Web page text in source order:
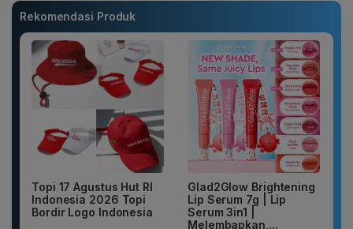
Rekomendasi Produk
Topi 17 Agustus Hut RI
Indonesia 2026 Topi
Bordir Logo Indonesia
Glad2Glow Brightening
Lip Serum 7g | Lip
Serum 3in1 |
Melembapkan,...